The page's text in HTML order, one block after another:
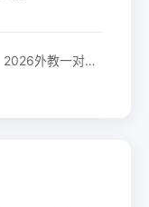
下一篇：2026外教一对一英语网课平台推荐：全维